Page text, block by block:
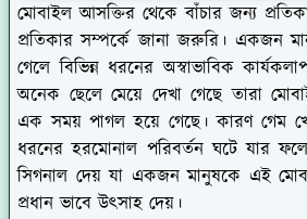
মোবাইল আসক্তির থেকে বাঁচার জন্য
প্রতিকার সম্পর্কে জানা জরুরি। একজন
গেলে বিভিন্ন ধরনের অস্বাভাবিক
অনেক ছেলে মেয়ে দেখা গেছে তারা
এক সময় পাগল হয়ে গেছে। কারণ গেম
ধরনের হরমোনাল পরিবর্তন ঘটে যার ফলে
সিগনাল দেয় যা একজন মানুষকে এই
প্রধান ভাবে উৎসাহ দেয়।